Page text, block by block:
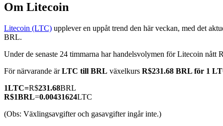
COIN-M Futures
Futures för kryptovaluta
Om Litecoin
Litecoin (LTC) upplever en uppåt trend den här veckan, med det
BRL.
Under de senaste 24 timmarna har handelsvolymen för Litecoin nått
För närvarande ärLTC till BRL växelkurs R$231.68 BRL för 1
1LTC=R$231.68BRL
R$1BRL=0.00431624LTC
(Obs: Växlingsavgifter och gasavgifter ingår inte.)